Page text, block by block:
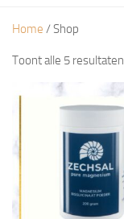
Home / Shop
Toont alle 5 resultaten